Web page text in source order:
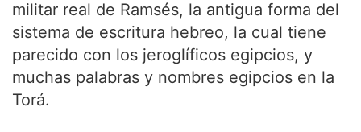
militar real de Ramsés, la antigua forma del
sistema de escritura hebreo, la cual tiene
parecido con los jeroglíficos egipcios, y
muchas palabras y nombres egipcios en la
Torá.